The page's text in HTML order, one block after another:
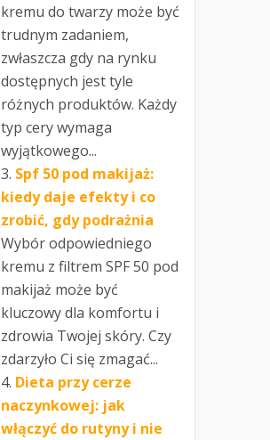
kremu do twarzy może być
trudnym zadaniem,
zwłaszcza gdy na rynku
dostępnych jest tyle
różnych produktów. Każdy
typ cery wymaga
wyjątkowego...
Spf 50 pod makijaż:
kiedy daje efekty i co
zrobić, gdy podrażnia
Wybór odpowiedniego
kremu z filtrem SPF 50 pod
makijaż może być
kluczowy dla komfortu i
zdrowia Twojej skóry. Czy
zdarzyło Ci się zmagać...
Dieta przy cerze
naczynkowej: jak
włączyć do rutyny i nie